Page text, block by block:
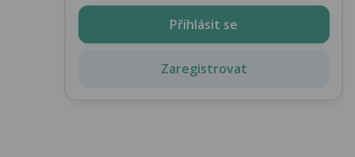
Přihlásit se
Zaregistrovat